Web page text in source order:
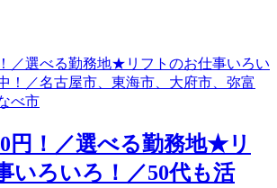
円！／選べる勤務地★リ
いろいろ！／50代も活